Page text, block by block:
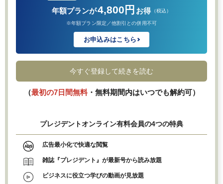
年額プランが4,800円 お得 （税込）
※年額プラン限定／他割引との併用不可
お申込みはこちら
今すぐ登録して続きを読む
（最初の7日間無料・無料期間内はいつでも解約可）
プレジデントオンライン有料会員の4つの特典
広告最小化で快適な閲覧
雑誌『プレジデント』が最新号から読み放題
ビジネスに役立つ学びの動画が見放題